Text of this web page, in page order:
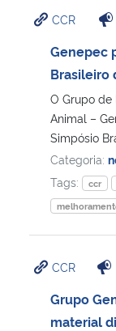
Controladoria-Geral da
Ministério da Mulher,
Secretaria-Geral
Secretaria de Governo
Advocacia-Geral da
Banco Central do Brasil
CCR
Genepec
Brasileiro
O Grupo
Animal –
Simpósio
Categoria:
Tags:
ccr
CCR
Grupo
material